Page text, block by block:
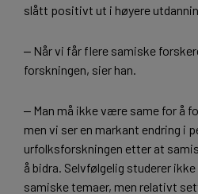
slått positivt ut i høyere
‒ Når vi får flere samiske
forskningen, sier han.
‒ Man må ikke være same for å
men vi ser en markant endring i
urfolksforskningen etter at
å bidra. Selvfølgelig studerer
samiske temaer, men relativt